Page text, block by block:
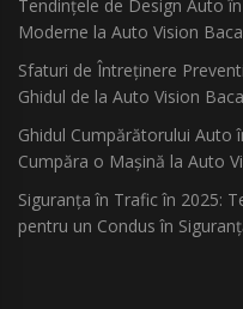
Tendințele de Design Auto
Moderne la Auto Vision
Sfaturi de Întreținere
Ghidul de la Auto Vision
Ghidul Cumpărătorului Auto
Cumpăra o Mașină la Auto
Siguranța în Trafic în 2025:
pentru un Condus în